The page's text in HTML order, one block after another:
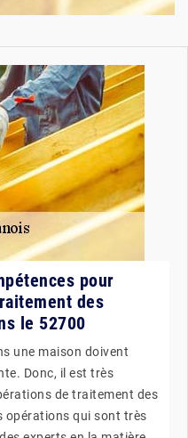
pour
des
le 52700
une maison doivent
Donc, il est très
de traitement des
opérations qui sont très